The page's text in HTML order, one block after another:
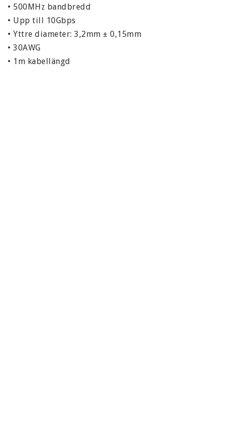
• 500MHz bandbredd
• Upp till 10Gbps
• Yttre diameter: 3,2mm ± 0,15mm
• 30AWG
• 1m kabellängd